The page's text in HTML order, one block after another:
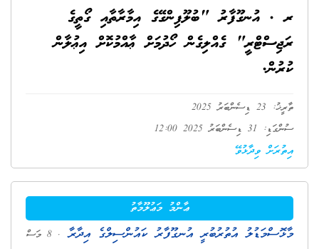
ރ . އުނގޫފާރު "ބުލޫފިންގޭގެ އިމާރާތާއި ގޯތީގެ
ރަޖިސްޓްރީ" ގެއްލިގެން ހޯދުމަށް ޢާއްމުކޮށް އިޢުލާން
ކުރުން.
ތާރީޚު: 23 ޑިސެންބަރު 2025
ސުންގަޑި: 31 ޑިސެންބަރު 2025 12:00
އިތުރަށް ވިދާޅުވޭ
ޢާންމު މަޢުލޫމާތު
މާޅޮސްމަޑުލު އުތުރުބުރީ އުނގޫފާރު ކައުންސިލްގެ އިދާރާ . 8 މަސް